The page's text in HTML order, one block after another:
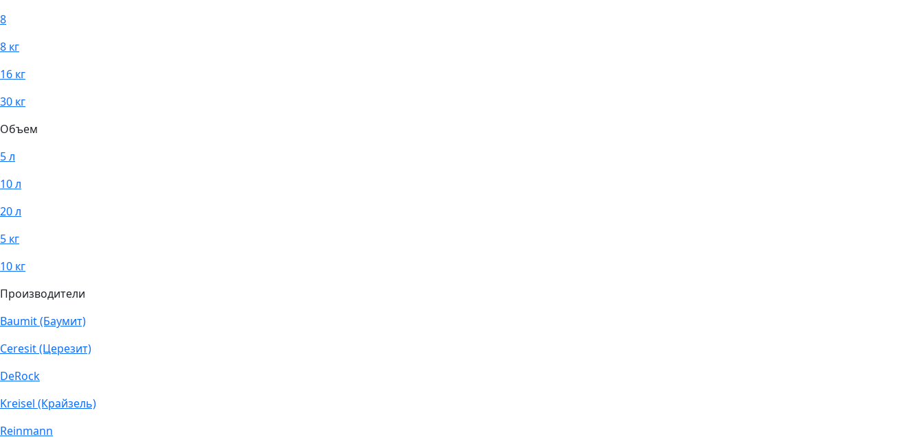
8
8 кг
16 кг
30 кг
Объем
5 л
10 л
20 л
5 кг
10 кг
Производители
Baumit (Баумит)
Ceresit (Церезит)
DeRock
Kreisel (Крайзель)
Reinmann